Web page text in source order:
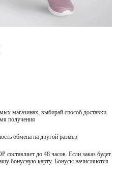
магазинах, выбирай способ доставки
получения
обмена на другой размер
составляет до 48 часов. Если заказ будет
бонусную карту. Бонусы начисляются